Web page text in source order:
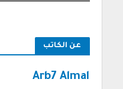
عن الكاتب
Arb7 Almal